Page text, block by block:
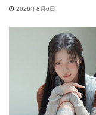
2026年8月6日